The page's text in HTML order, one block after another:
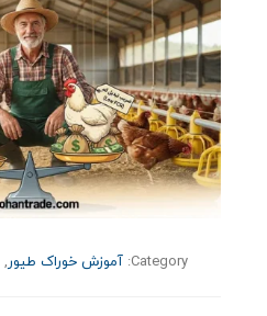
Category: آموزش خوراک طیور,